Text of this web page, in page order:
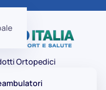
Ortopedici